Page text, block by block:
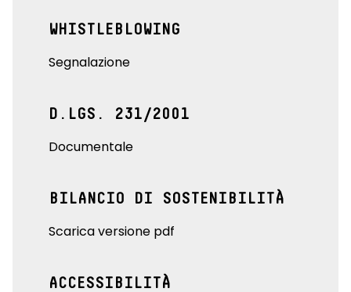
WHISTLEBLOWING
Segnalazione
D.LGS. 231/2001
Documentale
BILANCIO DI SOSTENIBILITÀ
Scarica versione pdf
ACCESSIBILITÀ